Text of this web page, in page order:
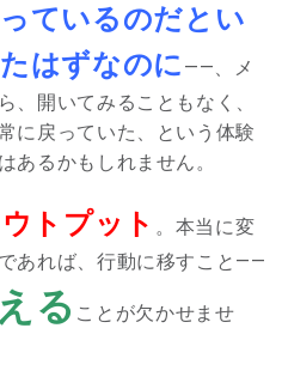
ているのだとい
はずなのに ――、メ
、開いてみることもなく、
に戻っていた、という体験
あるかもしれません。
トプット 。本当に変
あれば、行動に移すこと――
る ことが欠かせませ